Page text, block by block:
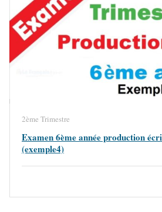
2ème Trimestre
Examen 6ème année production
(exemple4)